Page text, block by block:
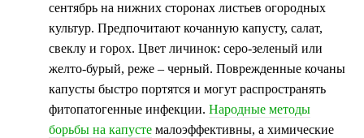
сентябрь на нижних сторонах листьев огородных
культур. Предпочитают кочанную капусту, салат,
свеклу и горох. Цвет личинок: серо-зеленый или
желто-бурый, реже – черный. Поврежденные кочаны
капусты быстро портятся и могут распространять
фитопатогенные инфекции. Народные методы
борьбы на капусте малоэффективны, а химические